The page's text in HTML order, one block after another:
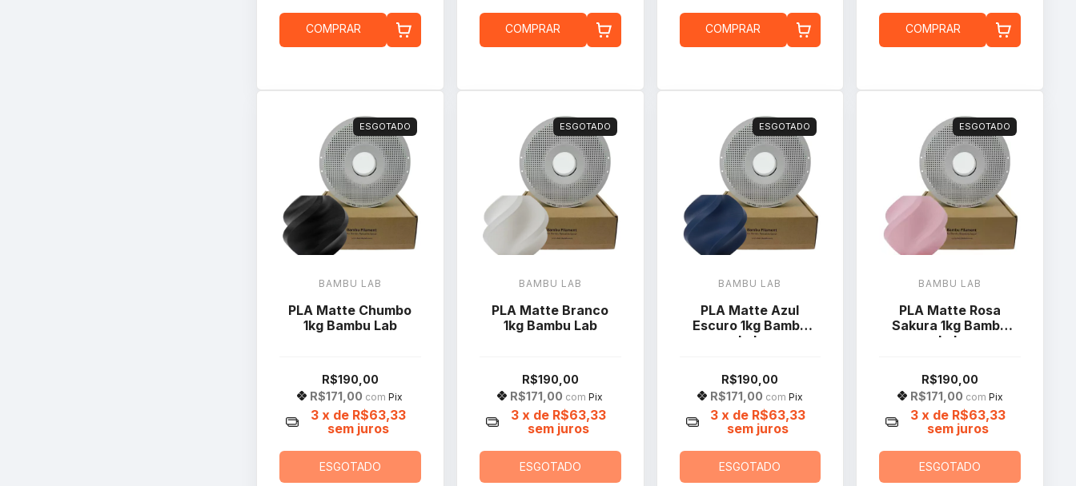
COMPRAR COMPRAR COMPRAR COMPRAR
ESGOTADO
BAMBU LAB
PLA Matte Chumbo
1kg Bambu Lab
R$190,00
R$171,00 com Pix
3 x de R$63,33
sem juros
ESGOTADO
ESGOTADO
BAMBU LAB
PLA Matte Branco
1kg Bambu Lab
R$190,00
R$171,00 com Pix
3 x de R$63,33
sem juros
ESGOTADO
ESGOTADO
BAMBU LAB
PLA Matte Azul
Escuro 1kg Bambu
Lab
R$190,00
R$171,00 com Pix
3 x de R$63,33
sem juros
ESGOTADO
ESGOTADO
BAMBU LAB
PLA Matte Rosa
Sakura 1kg Bambu
Lab
R$190,00
R$171,00 com Pix
3 x de R$63,33
sem juros
ESGOTADO